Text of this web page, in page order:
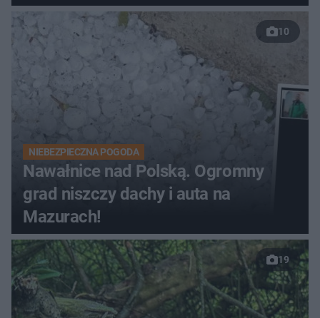
10
NIEBEZPIECZNA POGODA
Nawałnice nad Polską. Ogromny
grad niszczy dachy i auta na
Mazurach!
19